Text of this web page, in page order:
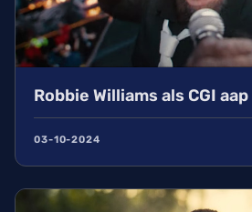
Robbie Williams als CGI
03-10-2024